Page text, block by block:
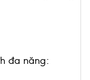
đa năng: